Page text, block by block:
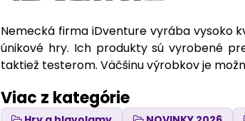
Nemecká firma iDventure vyrába vysoko
únikové hry. Ich produkty sú vyrobené
taktiež testerom. Väčšinu výrobkov je
Viac z kategórie